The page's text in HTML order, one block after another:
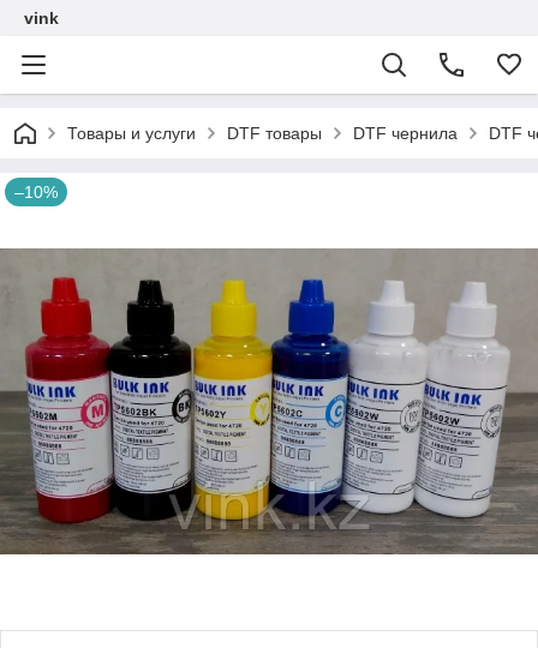
vink
Товары и услуги DTF товары DTF чернила DTF
–10%